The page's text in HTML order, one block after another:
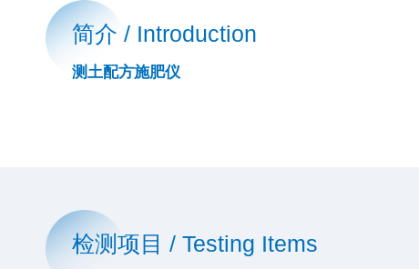
简介 / Introduction
测土配方施肥仪
检测项目 / Testing Items